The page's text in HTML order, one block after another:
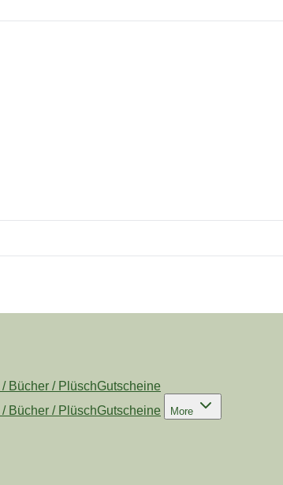
Bücher / PlüschGutscheine
Bücher / PlüschGutscheine More